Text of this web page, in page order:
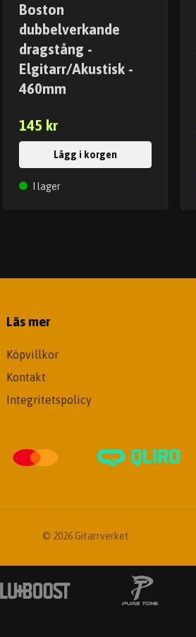
Boston
dubbelverkande
dragstång -
Elgitarr/Akustisk -
460mm
145 kr
Lägg i korgen
I lager
Läs mer
Köpvillkor
Kontakt
Integritetspolicy
© 2026 Gitarrverket